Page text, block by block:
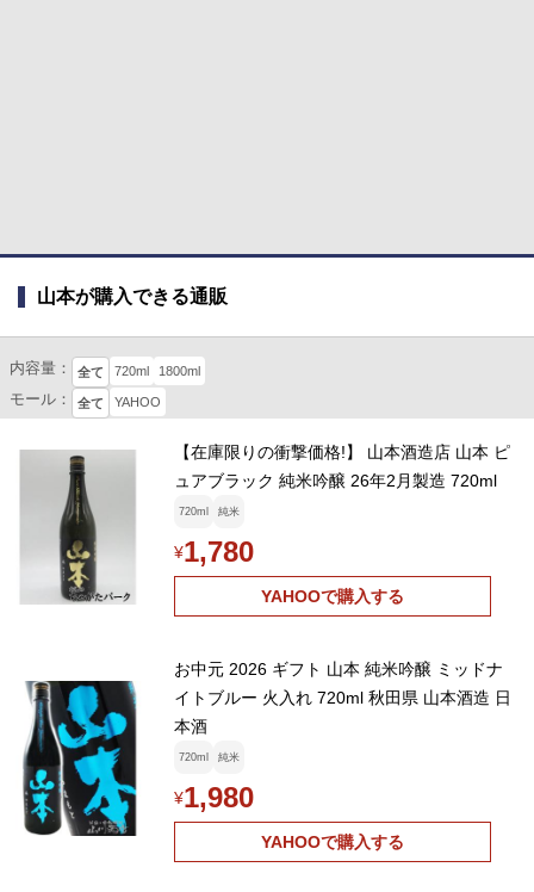
山本が購入できる通販
内容量： 全て 720ml 1800ml
モール： 全て YAHOO
【在庫限りの衝撃価格!】 山本酒造店 山本 ピ
ュアブラック 純米吟醸 26年2月製造 720ml
720ml 純米
¥1,780
YAHOOで購入する
お中元 2026 ギフト 山本 純米吟醸 ミッドナ
イトブルー 火入れ 720ml 秋田県 山本酒造 日
本酒
720ml 純米
¥1,980
YAHOOで購入する